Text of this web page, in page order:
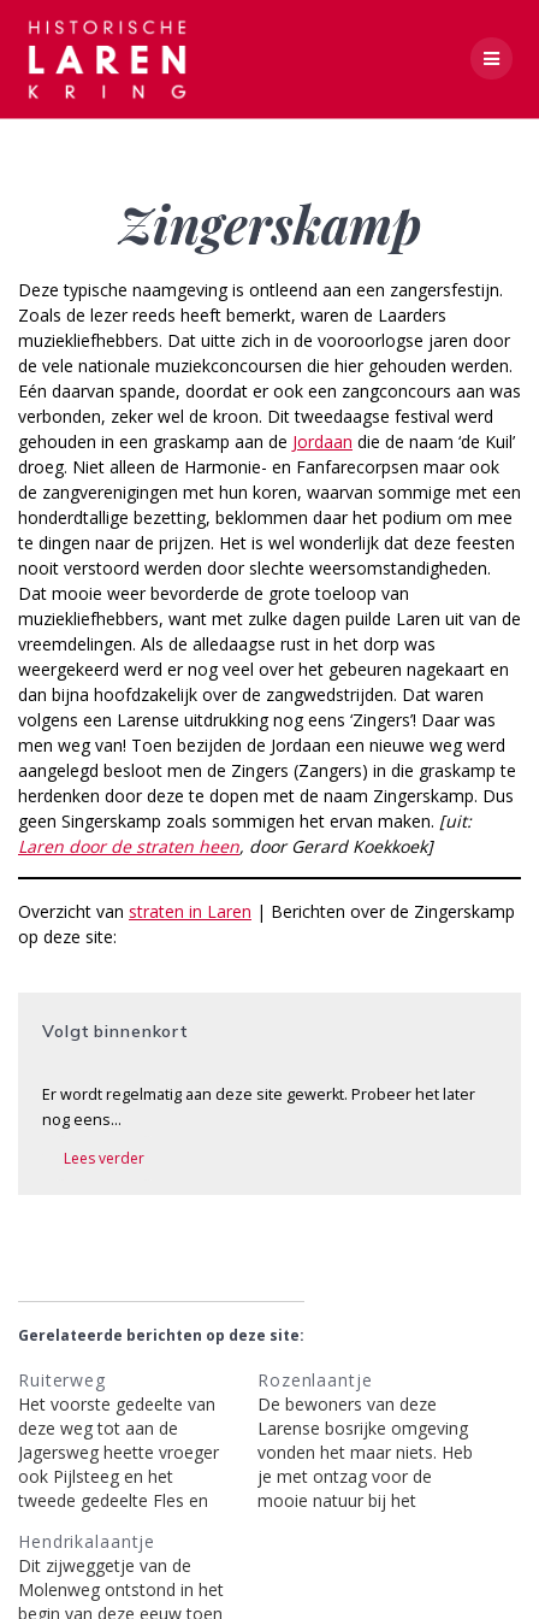
Zingerskamp
Deze typische naamgeving is ontleend aan een zangersfestijn.
Zoals de lezer reeds heeft bemerkt, waren de Laarders
muziekliefhebbers. Dat uitte zich in de vooroorlogse jaren door
de vele nationale muziekconcoursen die hier gehouden werden.
Eén daarvan spande, doordat er ook een zangconcours aan was
verbonden, zeker wel de kroon. Dit tweedaagse festival werd
gehouden in een graskamp aan de Jordaan die de naam ‘de Kuil’
droeg. Niet alleen de Harmonie- en Fanfarecorpsen maar ook
de zangverenigingen met hun koren, waarvan sommige met een
honderdtallige bezetting, beklommen daar het podium om mee
te dingen naar de prijzen. Het is wel wonderlijk dat deze feesten
nooit verstoord werden door slechte weersomstandigheden.
Dat mooie weer bevorderde de grote toeloop van
muziekliefhebbers, want met zulke dagen puilde Laren uit van de
vreemdelingen. Als de alledaagse rust in het dorp was
weergekeerd werd er nog veel over het gebeuren nagekaart en
dan bijna hoofdzakelijk over de zangwedstrijden. Dat waren
volgens een Larense uitdrukking nog eens ‘Zingers’! Daar was
men weg van! Toen bezijden de Jordaan een nieuwe weg werd
aangelegd besloot men de Zingers (Zangers) in die graskamp te
herdenken door deze te dopen met de naam Zingerskamp. Dus
geen Singerskamp zoals sommigen het ervan maken. [uit:
Laren door de straten heen, door Gerard Koekkoek]
Overzicht van straten in Laren | Berichten over de Zingerskamp
op deze site:
Volgt binnenkort
Er wordt regelmatig aan deze site gewerkt. Probeer het later
nog eens…
Lees verder
Gerelateerde berichten op deze site:
Ruiterweg
Het voorste gedeelte van
deze weg tot aan de
Jagersweg heette vroeger
ook Pijlsteeg en het
tweede gedeelte Fles en
jaren verkreeg het de
hedendaagse naam
Ruiterweg. Het tweede
Rozenlaantje
De bewoners van deze
Larense bosrijke omgeving
vonden het maar niets. Heb
je met ontzag voor de
mooie natuur bij het
Hendrikalaantje
Dit zijweggetje van de
Molenweg ontstond in het
begin van deze eeuw toen